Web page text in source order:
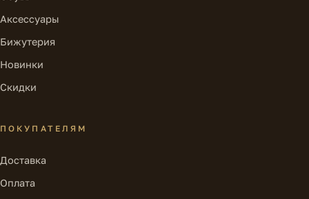
Аксессуары
Бижутерия
Новинки
Скидки
ПОКУПАТЕЛЯМ
Доставка
Оплата